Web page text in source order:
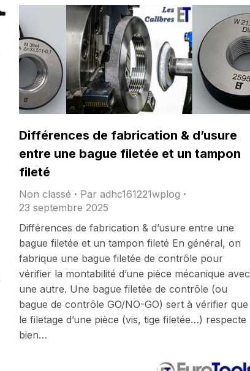
Différences de fabrication & d’usure
entre une bague filetée et un tampon
fileté
Non classé Par adhc161221wplog
23 septembre 2025
Différences de fabrication & d’usure entre une
bague filetée et un tampon fileté En général, on
fabrique une bague filetée de contrôle pour
vérifier la montabilité d’une pièce mécanique avec
une autre. Une bague filetée de contrôle (ou
bague de contrôle GO/NO-GO) sert à vérifier que
le filetage d’une pièce (vis, tige filetée…) respecte
bien…